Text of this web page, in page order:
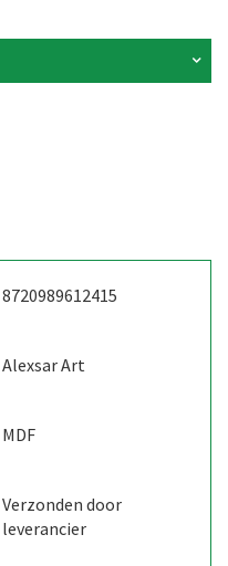
8720989612415
Alexsar Art
MDF
Verzonden door
leverancier